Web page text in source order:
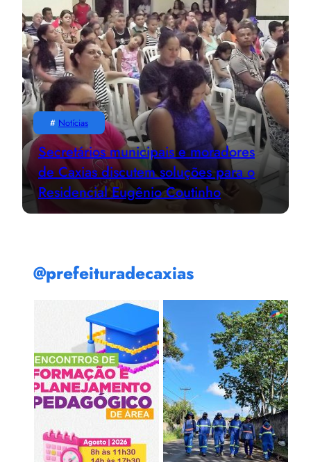
# Notícias
Secretários municipais e moradores
de Caxias discutem soluções para o
Residencial Eugênio Coutinho
@prefeituradecaxias